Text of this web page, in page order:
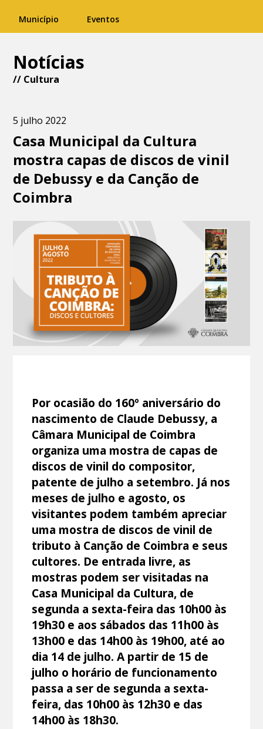
Município Eventos
Notícias
// Cultura
5 julho 2022
Casa Municipal da Cultura
mostra capas de discos de vinil
de Debussy e da Canção de
Coimbra
Por ocasião do 160º aniversário do
nascimento de Claude Debussy, a
Câmara Municipal de Coimbra
organiza uma mostra de capas de
discos de vinil do compositor,
patente de julho a setembro. Já nos
meses de julho e agosto, os
visitantes podem também apreciar
uma mostra de discos de vinil de
tributo à Canção de Coimbra e seus
cultores. De entrada livre, as
mostras podem ser visitadas na
Casa Municipal da Cultura, de
segunda a sexta-feira das 10h00 às
19h30 e aos sábados das 11h00 às
13h00 e das 14h00 às 19h00, até ao
dia 14 de julho. A partir de 15 de
julho o horário de funcionamento
passa a ser de segunda a sexta-
feira, das 10h00 às 12h30 e das
14h00 às 18h30.